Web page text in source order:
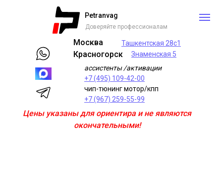
Ташкентская 28с1
Знаменская 5
ассистенты /активации
+7 (495) 109-42-00
чип-тюнинг мотор/кпп
+7 (967) 259-55-99
Москва
Красногорск
Petranvag
Доверяйте профессионалам
Цены указаны для ориентира и не являются
окончательными!